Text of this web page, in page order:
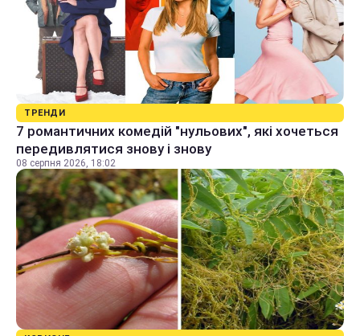
ТРЕНДИ
7 романтичних комедій "нульових", які хочеться
передивлятися знову і знову
08 серпня 2026, 18:02